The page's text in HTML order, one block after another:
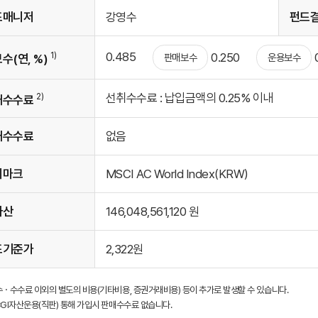
니저 강영수 펀드
수(연, %) 1) 0.485 판매보수 0.250 운용보수
수수료 2) 선취수수료 : 납입금액의 0.25% 이내
수수료 없음
크 MSCI AC World Index(KRW)
산 146,048,561,120 원
기준가 2,322원
ㆍ수수료 이외의 별도의 비용(기타비용, 증권거래비용) 등이 추가로 발생할 수 있습니다.
자산운용(직판) 통해 가입시 판매수수료 없습니다.